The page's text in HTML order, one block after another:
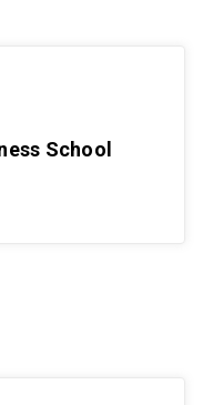
School